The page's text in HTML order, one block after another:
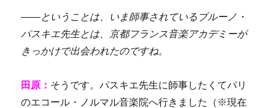
――ということは、 いま師事されているブルーノ ・
パスキエ先生とは、京都フランス音楽アカデミーが
きっかけで出会われたのですね。
田原： そうです。パスキエ先生に師事したくてパリ
のエコール ・ノルマル音楽院へ行きました（※現在